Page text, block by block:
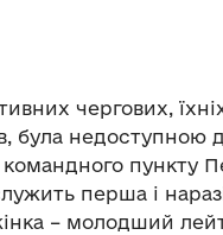
чергових, їхніх
була недоступною
пункту
перша і
– молодший